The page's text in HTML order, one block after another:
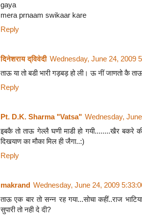
gaya
mera prnaam swikaar kare
Reply
दिनेशराय द्विवेदी Wednesday, June 24, 2009
ताऊ या तो बडी भारी गड़बड़ हो ली। ऊ नीं जाणतो कै
Reply
Pt. D.K. Sharma "Vatsa" Wednesday,
इबकै तो ताऊ गेल्लै घणी माडी हो गयी........खैर बकरे
दिखयाण का मौका मिल ही जैगा..:)
Reply
makrand Wednesday, June 24, 2009
ताऊ एक बार तो सन्न रह गया...सोचा कहीं..राज
सुपारी तो नही दे दी?